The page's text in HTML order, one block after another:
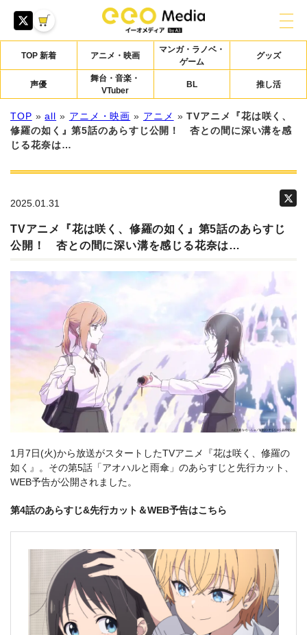
TOP 新着 アニメ・映画
マンガ・ラノベ・
ゲーム
グッズ
声優
舞台・音楽・
VTuber
BL 推し活
TOP »all » アニメ・映画 » アニメ »TVアニメ『花は咲く、
修羅の如く』第5話のあらすじ公開！ 杏との間に深い溝を感
じる花奈は…
2025.01.31
TVアニメ『花は咲く、修羅の如く』第5話のあらすじ
公開！ 杏との間に深い溝を感じる花奈は…
1月7日(火)から放送がスタートしたTVアニメ『花は咲く、修羅の
如く』。その第5話「アオハルと雨傘」のあらすじと先行カット、
WEB予告が公開されました。
第4話のあらすじ&先行カット＆WEB予告はこちら